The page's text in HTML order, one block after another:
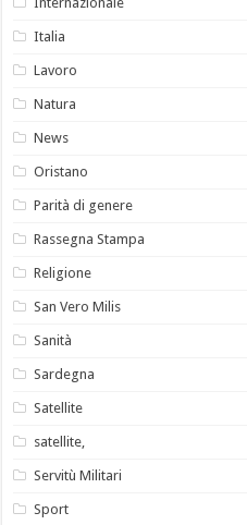
Italia
Lavoro
Natura
News
Oristano
Parità di genere
Rassegna Stampa
Religione
San Vero Milis
Sanità
Sardegna
Satellite
satellite,
Servitù Militari
Sport